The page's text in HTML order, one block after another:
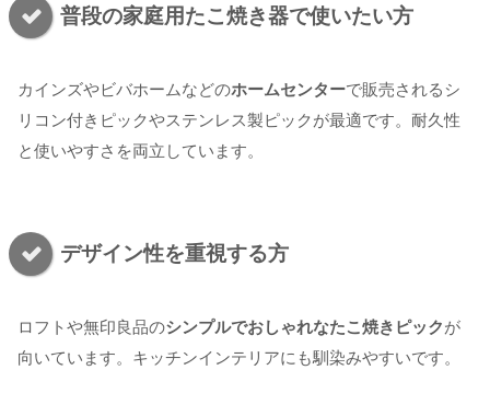
普段の家庭用たこ焼き器で使いたい方
カインズやビバホームなどのホームセンターで販売されるシ
リコン付きピックやステンレス製ピックが最適です。耐久性
と使いやすさを両立しています。
デザイン性を重視する方
ロフトや無印良品のシンプルでおしゃれなたこ焼きピックが
向いています。キッチンインテリアにも馴染みやすいです。